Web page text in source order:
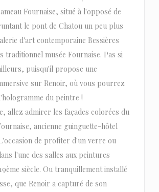
Fournaise, situé à l'opposé de
le pont de Chatou un peu plus
d'art contemporaine Bessières
traditionnel musée Fournaise. Pas si
puisqu'il propose une
sur Renoir, où vous pourrez
du peintre !
allez admirer les façades colorées du
ancienne guinguette-hôtel
de profiter d'un verre ou
l'une des salles aux peintures
siècle. Ou tranquillement installé
que Renoir a capturé de son